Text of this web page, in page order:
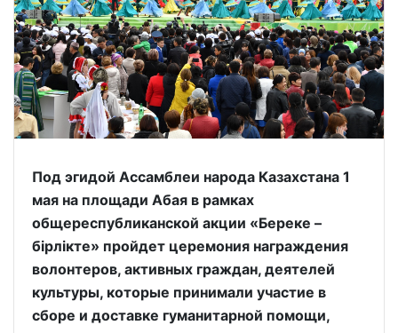
Под эгидой Ассамблеи народа Казахстана 1
мая на площади Абая в рамках
общереспубликанской акции «Береке –
бірлікте» пройдет церемония награждения
волонтеров, активных граждан, деятелей
культуры, которые принимали участие в
сборе и доставке гуманитарной помощи,